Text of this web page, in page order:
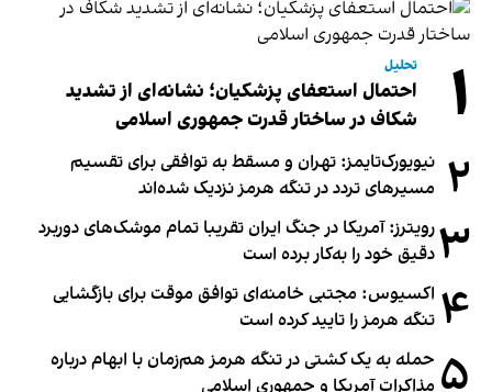
۱ تحلیل
احتمال استعفای پزشکیان؛ نشانه‌ای از تشدید
شکاف در ساختار قدرت جمهوری اسلامی
۲ نیویورک‌تایمز: تهران و مسقط به توافقی برای تقسیم
مسیرهای تردد در تنگه هرمز نزدیک شده‌اند
۳رویترز: آمریکا در جنگ ایران تقریبا تمام موشک‌های دوربرد
دقیق خود را به‌کار برده است
۴ اکسیوس: مجتبی خامنه‌ای توافق موقت برای بازگشایی
تنگه هرمز را تایید کرده است
۵ حمله به یک کشتی در تنگه هرمز هم‌زمان با ابهام درباره
مذاکرات آمریکا و جمهوری اسلامی